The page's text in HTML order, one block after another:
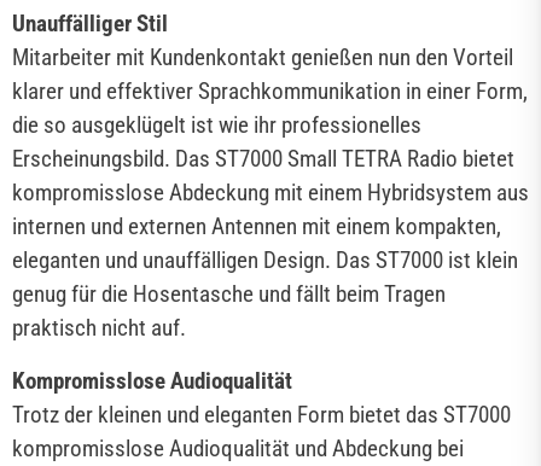
Unauffälliger Stil
Mitarbeiter mit Kundenkontakt genießen nun den Vorteil
klarer und effektiver Sprachkommunikation in einer Form,
die so ausgeklügelt ist wie ihr professionelles
Erscheinungsbild. Das ST7000 Small TETRA Radio bietet
kompromisslose Abdeckung mit einem Hybridsystem aus
internen und externen Antennen mit einem kompakten,
eleganten und unauffälligen Design. Das ST7000 ist klein
genug für die Hosentasche und fällt beim Tragen
praktisch nicht auf.
Kompromisslose Audioqualität
Trotz der kleinen und eleganten Form bietet das ST7000
kompromisslose Audioqualität und Abdeckung bei